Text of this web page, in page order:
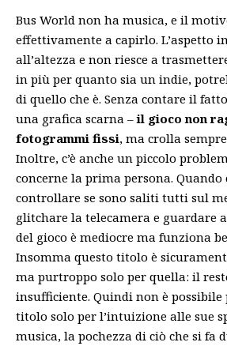
Bus World non ha musica, e il
effettivamente a capirlo. L’aspetto
all’altezza e non riesce a
in più per quanto sia un indie,
di quello che è. Senza contare il
una grafica scarna –il gioco non
fotogrammi fissi, ma crolla
Inoltre, c’è anche un piccolo
concerne la prima persona.
controllare se sono saliti tutti sul
glitchare la telecamera e guardare
del gioco è mediocre ma funziona
Insomma questo titolo è
ma purtroppo solo per quella: il
insufficiente. Quindi non è possibile
titolo solo per l’intuizione alle sue
musica, la pochezza di ciò che si fa